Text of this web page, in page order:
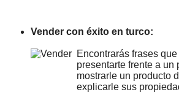
Vender con éxito en turco:
Encontrarás frases
presentarte frente a un
mostrarle un producto
explicarle sus